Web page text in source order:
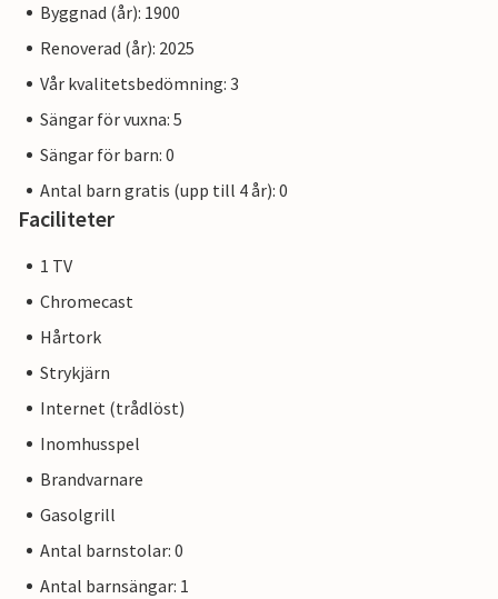
Byggnad (år): 1900
Renoverad (år): 2025
Vår kvalitetsbedömning: 3
Sängar för vuxna: 5
Sängar för barn: 0
Antal barn gratis (upp till 4 år): 0
Faciliteter
1 TV
Chromecast
Hårtork
Strykjärn
Internet (trådlöst)
Inomhusspel
Brandvarnare
Gasolgrill
Antal barnstolar: 0
Antal barnsängar: 1